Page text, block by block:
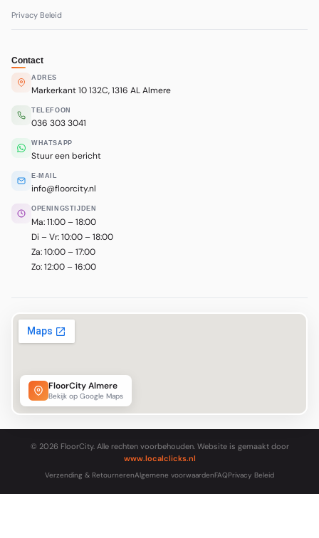
Privacy Beleid
Contact
ADRES
Markerkant 10 132C, 1316 AL Almere
TELEFOON
036 303 3041
WHATSAPP
Stuur een bericht
E-MAIL
info@floorcity.nl
OPENINGSTIJDEN
Ma: 11:00 – 18:00
Di – Vr: 10:00 – 18:00
Za: 10:00 – 17:00
Zo: 12:00 – 16:00
FloorCity Almere
Bekijk op Google Maps
© 2026 FloorCity. Alle rechten voorbehouden. Website is gemaakt door
www.localclicks.nl
Verzending & RetournerenAlgemene voorwaardenFAQPrivacy Beleid